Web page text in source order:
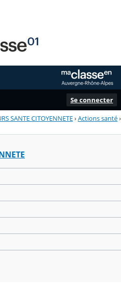
Se connecter
SANTE CITOYENNETE›Actions santé›